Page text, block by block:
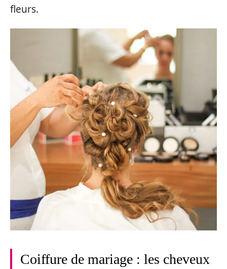
fleurs.
Coiffure de mariage : les cheveux